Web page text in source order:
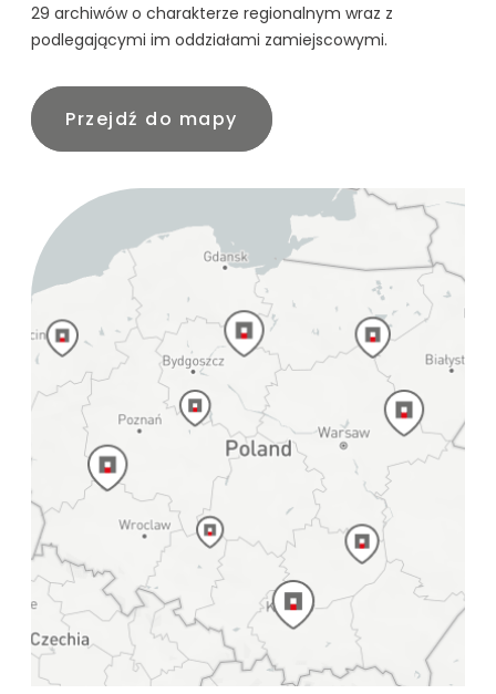
29 archiwów o charakterze regionalnym wraz z
podlegającymi im oddziałami zamiejscowymi.
Przejdź do mapy